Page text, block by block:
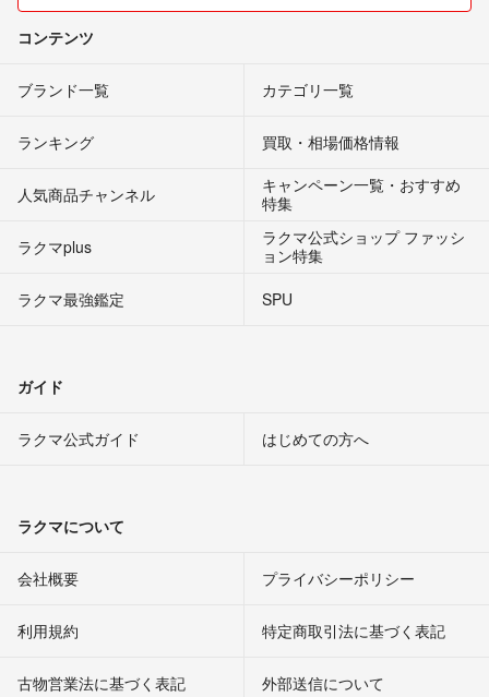
コンテンツ
ブランド一覧 カテゴリ一覧
ランキング 買取・相場価格情報
人気商品チャンネル
キャンペーン一覧・おすすめ
特集
ラクマplus
ラクマ公式ショップ ファッシ
ョン特集
ラクマ最強鑑定
SPU
ガイド
ラクマ公式ガイド はじめての方へ
ラクマについて
会社概要 プライバシーポリシー
利用規約 特定商取引法に基づく表記
古物営業法に基づく表記 外部送信について